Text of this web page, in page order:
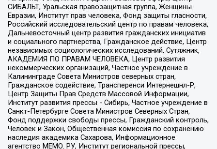
СИБАЛЬТ, Уральская правозащитная группа, Женщины
Евразии, Институт прав человека, Фонд защиты гласности,
Российский исследовательский центр по правам человека,
Дальневосточный центр развития гражданских инициатив
и социального партнерства, Гражданское действие, Центр
независимых социологических исследований, Сутяжник,
АКАДЕМИЯ ПО ПРАВАМ ЧЕЛОВЕКА, Центр развития
некоммерческих организаций, Частное учреждение в
Калининграде Совета Министров северных стран,
Гражданское содействие, Трансперенси Интернешнл-Р,
Центр Защиты Прав Средств Массовой Информации,
Институт развития прессы - Сибирь, Частное учреждение в
Санкт-Петербурге Совета Министров Северных Стран,
Фонд поддержки свободы прессы, Гражданский контроль,
Человек и Закон, Общественная комиссия по сохранению
наследия академика Сахарова, Информационное
агентство МЕМО. РУ, Институт региональной прессы,